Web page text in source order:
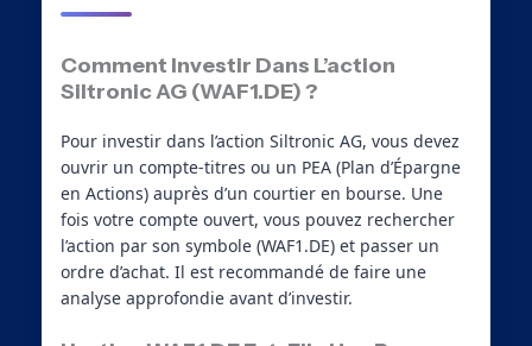
Comment Investir Dans L’action
Siltronic AG (WAF1.DE) ?
Pour investir dans l’action Siltronic AG, vous devez
ouvrir un compte-titres ou un PEA (Plan d’Épargne
en Actions) auprès d’un courtier en bourse. Une
fois votre compte ouvert, vous pouvez rechercher
l’action par son symbole (WAF1.DE) et passer un
ordre d’achat. Il est recommandé de faire une
analyse approfondie avant d’investir.